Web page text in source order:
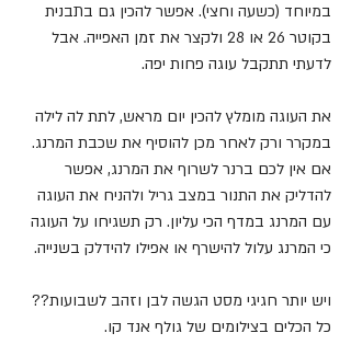
במיוחד (כשעה וחצי). אפשר להכין גם בתבנית
בקוטר 26 או 28 ולקצר את זמן האפייה. אבל
לדעתי תתקבל עוגה פחות יפה.
את העוגה מומלץ להכין יום מראש, לתת לה לילה
במקרר ורק לאחר מכן להוסיף את שכבת המרנג.
אם אין לכם ברנר לשרוף את המרנג, אפשר
להדליק את התנור במצב גריל ולהניח את העוגה
עם המרנג במדף הכי עליון. רק תשגיחו על העוגה
כי המרנג עלול להישרף או אפילו להידלק בשנייה.
ויש יותר חגיגי מסט הגשה לבן וזהב לשבועות??
כל הכלים בצילומים של גולף אנד קו.